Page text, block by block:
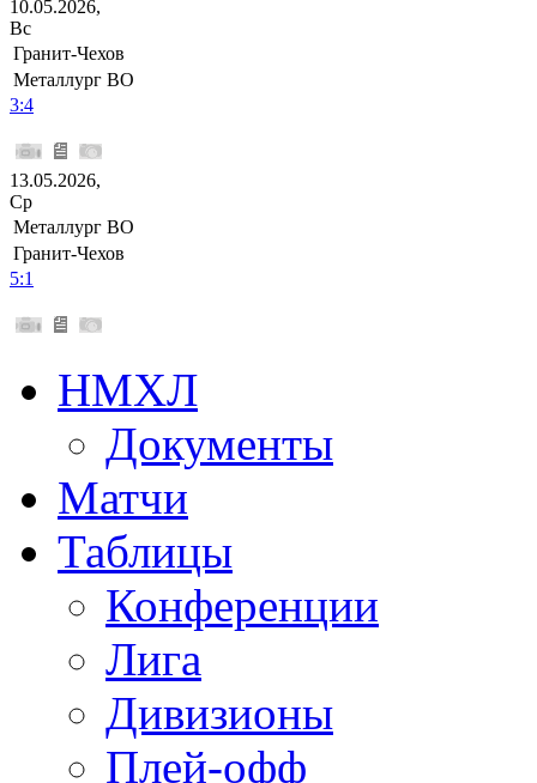
10.05.2026,
Вс
Гранит-Чехов
Металлург ВО
3:4
13.05.2026,
Ср
Металлург ВО
Гранит-Чехов
5:1
НМХЛ
Документы
Матчи
Таблицы
Конференции
Лига
Дивизионы
Плей-офф